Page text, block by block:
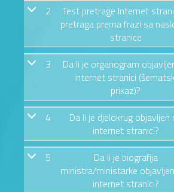
2
Test pretrage Internet
pretraga prema frazi sa
stranice
3
Da li je organogram
internet stranici
prikaz)?
4
Da li je djelokrug objavljen
internet stranici?
5
Da li je biografija
ministra/ministarke
internet stranici?